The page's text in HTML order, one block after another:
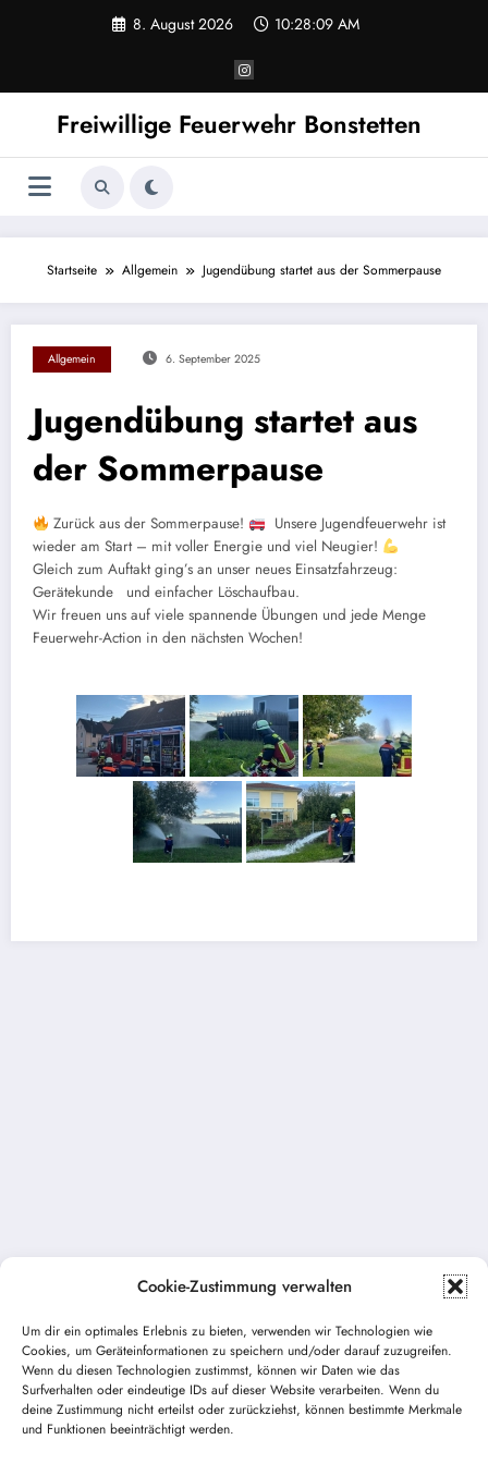
Cookie-Zustimmung verwalten
Um dir ein optimales Erlebnis zu bieten, verwenden wir Technologien wie
Cookies, um Geräteinformationen zu speichern und/oder darauf zuzugreifen.
Wenn du diesen Technologien zustimmst, können wir Daten wie das
Surfverhalten oder eindeutige IDs auf dieser Website verarbeiten. Wenn du
deine Zustimmung nicht erteilst oder zurückziehst, können bestimmte Merkmale
und Funktionen beeinträchtigt werden.
8. August 2026 10:28:09 AM
Freiwillige Feuerwehr Bonstetten
Startseite Allgemein Jugendübung startet aus der Sommerpause
Allgemein 6. September 2025
Jugendübung startet aus
der Sommerpause
Zurück aus der Sommerpause!
Unsere Jugendfeuerwehr ist
wieder am Start – mit voller Energie und viel Neugier!
Gleich zum Auftakt ging’s an unser neues Einsatzfahrzeug:
Gerätekunde und einfacher Löschaufbau.
Wir freuen uns auf viele spannende Übungen und jede Menge
Feuerwehr-Action in den nächsten Wochen!
Vorheriger Beitrag
Die Ausbildung am neuen Fahrzeug läuft
auf Hochtouren!